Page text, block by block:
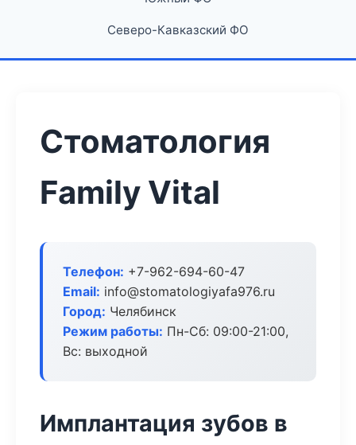
Северо-Кавказский ФО
Стоматология
Family Vital
Телефон: +7-962-694-60-47
Email: info@stomatologiyafa976.ru
Город: Челябинск
Режим работы: Пн-Сб: 09:00-21:00,
Вс: выходной
Имплантация зубов в